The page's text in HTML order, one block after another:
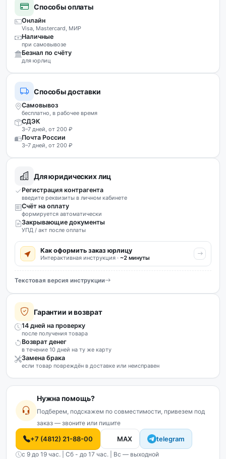
Способы оплаты
Онлайн
Visa, Mastercard, МИР
Наличные
при самовывозе
Безнал по счёту
для юрлиц
Способы доставки
Самовывоз
бесплатно, в рабочее время
СДЭК
3–7 дней, от 200 ₽
Почта России
3–7 дней, от 200 ₽
Для юридических лиц
Регистрация контрагента
введите реквизиты в личном кабинете
Счёт на оплату
формируется автоматически
Закрывающие документы
УПД / акт после оплаты
Как оформить заказ юрлицу
Интерактивная инструкция · ~2 минуты
Текстовая версия инструкции
Гарантии и возврат
14 дней на проверку
после получения товара
Возврат денег
в течение 10 дней на ту же карту
Замена брака
если товар повреждён в доставке или неисправен
Нужна помощь?
Подберем, подскажем по совместимости, привезем под
заказ — звоните или пишите
+7 (4812) 21-88-00 MAX telegram
с 9 до 19 час. | Сб - до 17 час. | Вс — выходной